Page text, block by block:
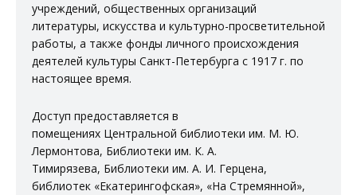
учреждений, общественных организаций
литературы, искусства и культурно-просветительной
работы, а также фонды личного происхождения
деятелей культуры Санкт-Петербурга с 1917 г. по
настоящее время.
Доступ предоставляется в
помещениях Центральной библиотеки им. М. Ю.
Лермонтова, Библиотеки им. К. А.
Тимирязева, Библиотеки им. А. И. Герцена,
библиотек «Екатерингофская», «На Стремянной»,